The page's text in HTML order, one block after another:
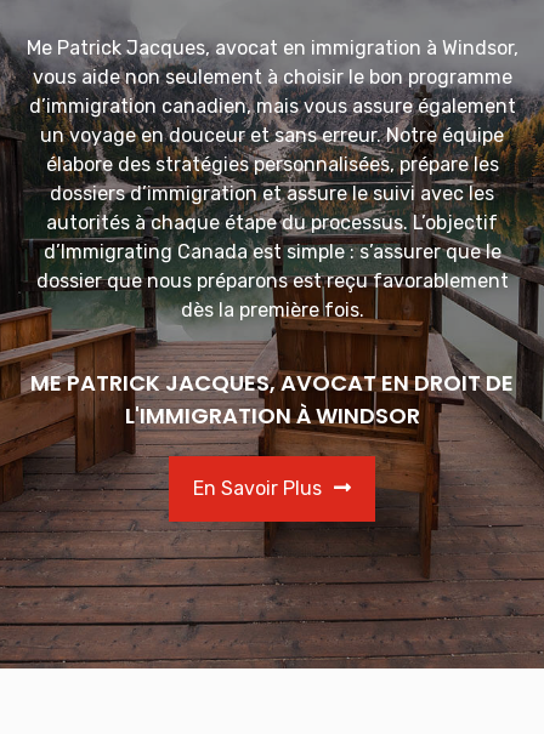
Me Patrick Jacques, avocat en immigration à Windsor,
vous aide non seulement à choisir le bon programme
d’immigration canadien, mais vous assure également
un voyage en douceur et sans erreur. Notre équipe
élabore des stratégies personnalisées, prépare les
dossiers d’immigration et assure le suivi avec les
autorités à chaque étape du processus. L’objectif
d’Immigrating Canada est simple : s’assurer que le
dossier que nous préparons est reçu favorablement
dès la première fois.
ME PATRICK JACQUES, AVOCAT EN DROIT DE
L'IMMIGRATION À WINDSOR
En Savoir Plus